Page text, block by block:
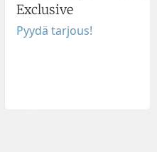
Exclusive
Pyydä tarjous!